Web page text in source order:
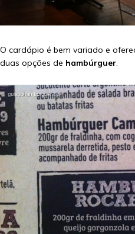
O cardápio é bem variado e
duas opções de hambúrguer.